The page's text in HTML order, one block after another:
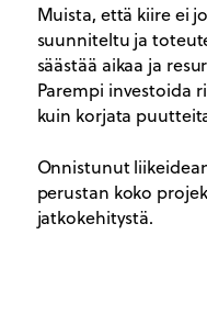
Muista, että kiire ei
suunniteltu ja
säästää aikaa ja
Parempi investoida
kuin korjata
Onnistunut
perustan koko
jatkokehitystä.